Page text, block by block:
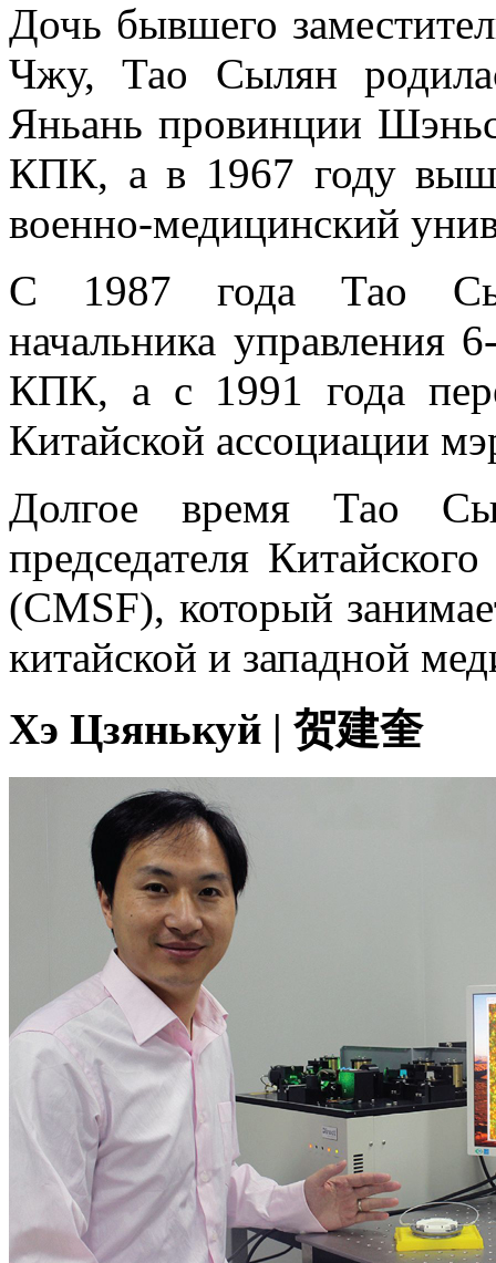
Дочь бывшего
Чжу, Тао Сылян
Яньань провинции
КПК, а в 1967 году
военно-медицинский
С 1987 года Тао
начальника управления
КПК, а с 1991 года
Китайской ассоциации
Долгое время Тао
председателя
(CMSF), который
китайской и западной
Хэ Цзянькуй | 贺建奎